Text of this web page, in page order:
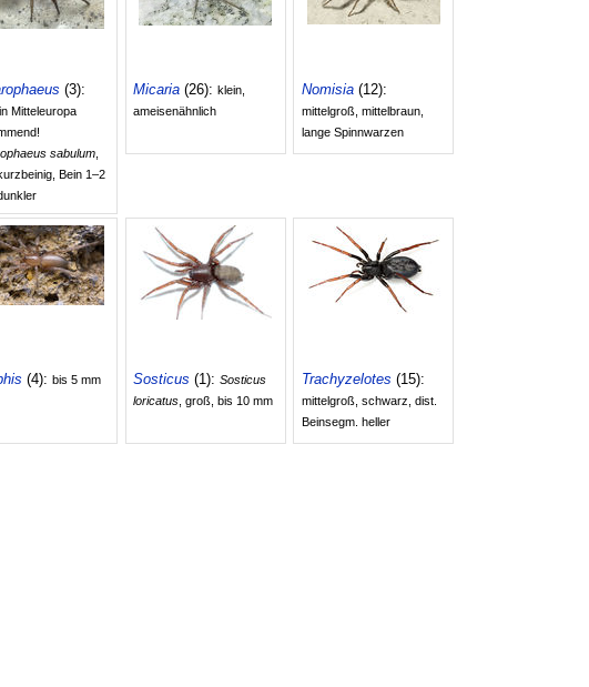
(3):
in Mitteleuropa
sabulum
Bein 1–2
Micaria (26):klein,
ameisenähnlich
Nomisia(12):
mittelgroß, mittelbraun,
lange Spinnwarzen
(4):bis 5 mm Sosticus (1):Sosticus
loricatus , groß, bis 10 mm
Trachyzelotes (15):
mittelgroß, schwarz, dist.
Beinsegm. heller